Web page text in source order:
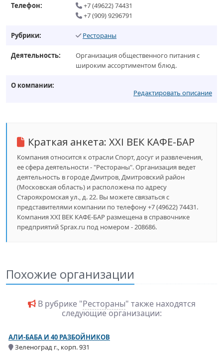
Телефон:
+7 (49622) 74431
+7 (909) 9296791
Рубрики: Рестораны
Деятельность:
Организация общественного питания с
широким ассортиментом блюд.
О компании:
Редактировать описание
Краткая анкета: XXI ВЕК КАФЕ-БАР
Компания относится к отрасли Спорт, досуг и развлечения,
ее сфера деятельности - "Рестораны". Организация ведет
деятельность в городе Дмитров, Дмитровский район
(Московская область) и расположена по адресу
Старояхромская ул., д. 22. Вы можете связаться с
представителями компании по телефону +7 (49622) 74431.
Компания XXI ВЕК КАФЕ-БАР размещена в справочнике
предприятий Sprax.ru под номером - 208686.
Похожие организации
В рубрике "Рестораны" также находятся
следующие организации:
АЛИ-БАБА И 40 РАЗБОЙНИКОВ
Зеленоград г., корп. 931